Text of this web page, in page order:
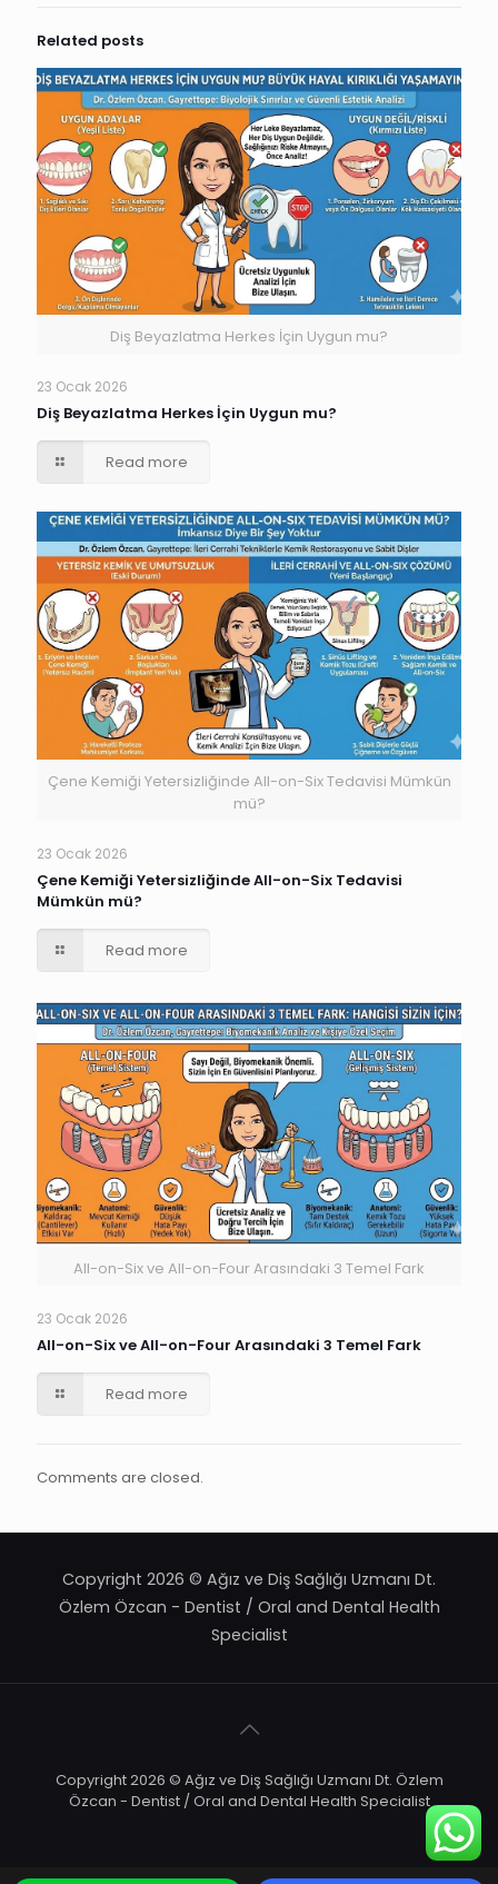
Related posts
Diş Beyazlatma Herkes İçin Uygun mu?
23 Ocak 2026
Diş Beyazlatma Herkes İçin Uygun mu?
Read more
Çene Kemiği Yetersizliğinde All-on-Six Tedavisi Mümkün
mü?
23 Ocak 2026
Çene Kemiği Yetersizliğinde All-on-Six Tedavisi
Mümkün mü?
Read more
All-on-Six ve All-on-Four Arasındaki 3 Temel Fark
23 Ocak 2026
All-on-Six ve All-on-Four Arasındaki 3 Temel Fark
Read more
Comments are closed.
Copyright 2026 © Ağız ve Diş Sağlığı Uzmanı Dt.
Özlem Özcan - Dentist / Oral and Dental Health
Specialist
Copyright 2026 © Ağız ve Diş Sağlığı Uzmanı Dt. Özlem
Özcan - Dentist / Oral and Dental Health Specialist